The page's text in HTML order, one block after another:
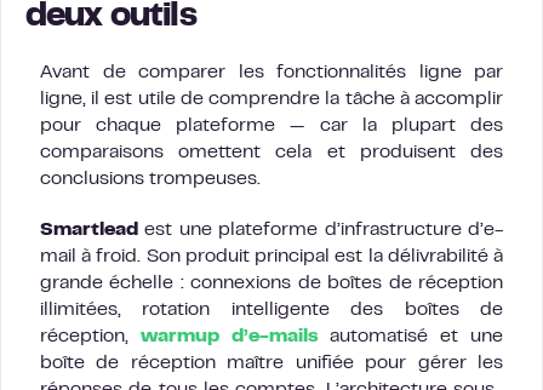
deux outils
Avant de comparer les fonctionnalités ligne par
ligne, il est utile de comprendre la tâche à accomplir
pour chaque plateforme — car la plupart des
comparaisons omettent cela et produisent des
conclusions trompeuses.
Smartlead est une plateforme d’infrastructure d’e-
mail à froid. Son produit principal est la délivrabilité à
grande échelle : connexions de boîtes de réception
illimitées, rotation intelligente des boîtes de
réception, warmup d’e-mailsautomatisé et une
boîte de réception maître unifiée pour gérer les